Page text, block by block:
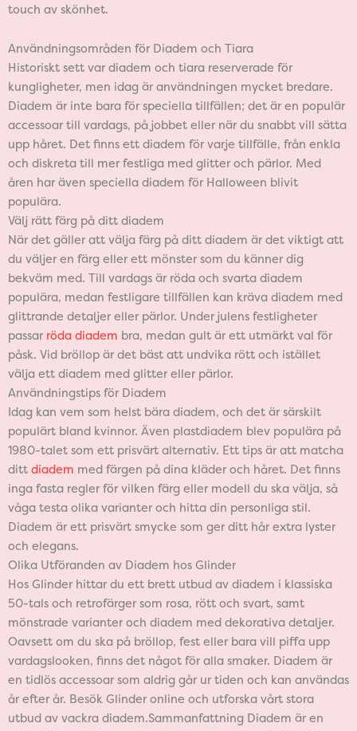
touch av skönhet.
Användningsområden för Diadem och Tiara
Historiskt sett var diadem och tiara reserverade för
kungligheter, men idag är användningen mycket bredare.
Diadem är inte bara för speciella tillfällen; det är en populär
accessoar till vardags, på jobbet eller när du snabbt vill sätta
upp håret. Det finns ett diadem för varje tillfälle, från enkla
och diskreta till mer festliga med glitter och pärlor. Med
åren har även speciella diadem för Halloween blivit
populära.
Välj rätt färg på ditt diadem
När det gäller att välja färg på ditt diadem är det viktigt att
du väljer en färg eller ett mönster som du känner dig
bekväm med. Till vardags är röda och svarta diadem
populära, medan festligare tillfällen kan kräva diadem med
glittrande detaljer eller pärlor. Under julens festligheter
passar röda diadem bra, medan gult är ett utmärkt val för
påsk. Vid bröllop är det bäst att undvika rött och istället
välja ett diadem med glitter eller pärlor.
Användningstips för Diadem
Idag kan vem som helst bära diadem, och det är särskilt
populärt bland kvinnor. Även plastdiadem blev populära på
1980-talet som ett prisvärt alternativ. Ett tips är att matcha
ditt diadem med färgen på dina kläder och håret. Det finns
inga fasta regler för vilken färg eller modell du ska välja, så
våga testa olika varianter och hitta din personliga stil.
Diadem är ett prisvärt smycke som ger ditt hår extra lyster
och elegans.
Olika Utföranden av Diadem hos Glinder
Hos Glinder hittar du ett brett utbud av diadem i klassiska
50-tals och retrofärger som rosa, rött och svart, samt
mönstrade varianter och diadem med dekorativa detaljer.
Oavsett om du ska på bröllop, fest eller bara vill piffa upp
vardagslooken, finns det något för alla smaker. Diadem är
en tidlös accessoar som aldrig går ur tiden och kan användas
år efter år. Besök Glinder online och utforska vårt stora
utbud av vackra diadem.Sammanfattning Diadem är en